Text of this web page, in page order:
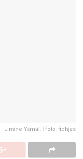
Limine Yamal. I foto: fichjes